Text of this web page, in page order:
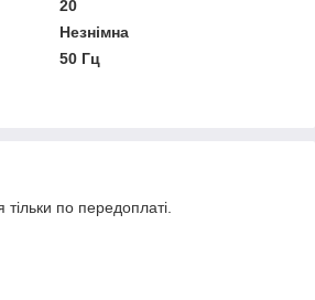
20
Незнімна
50 Гц
тільки по передоплаті.